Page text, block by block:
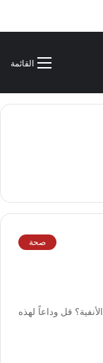
القائمة
صحة
قل وداعاً لهذه